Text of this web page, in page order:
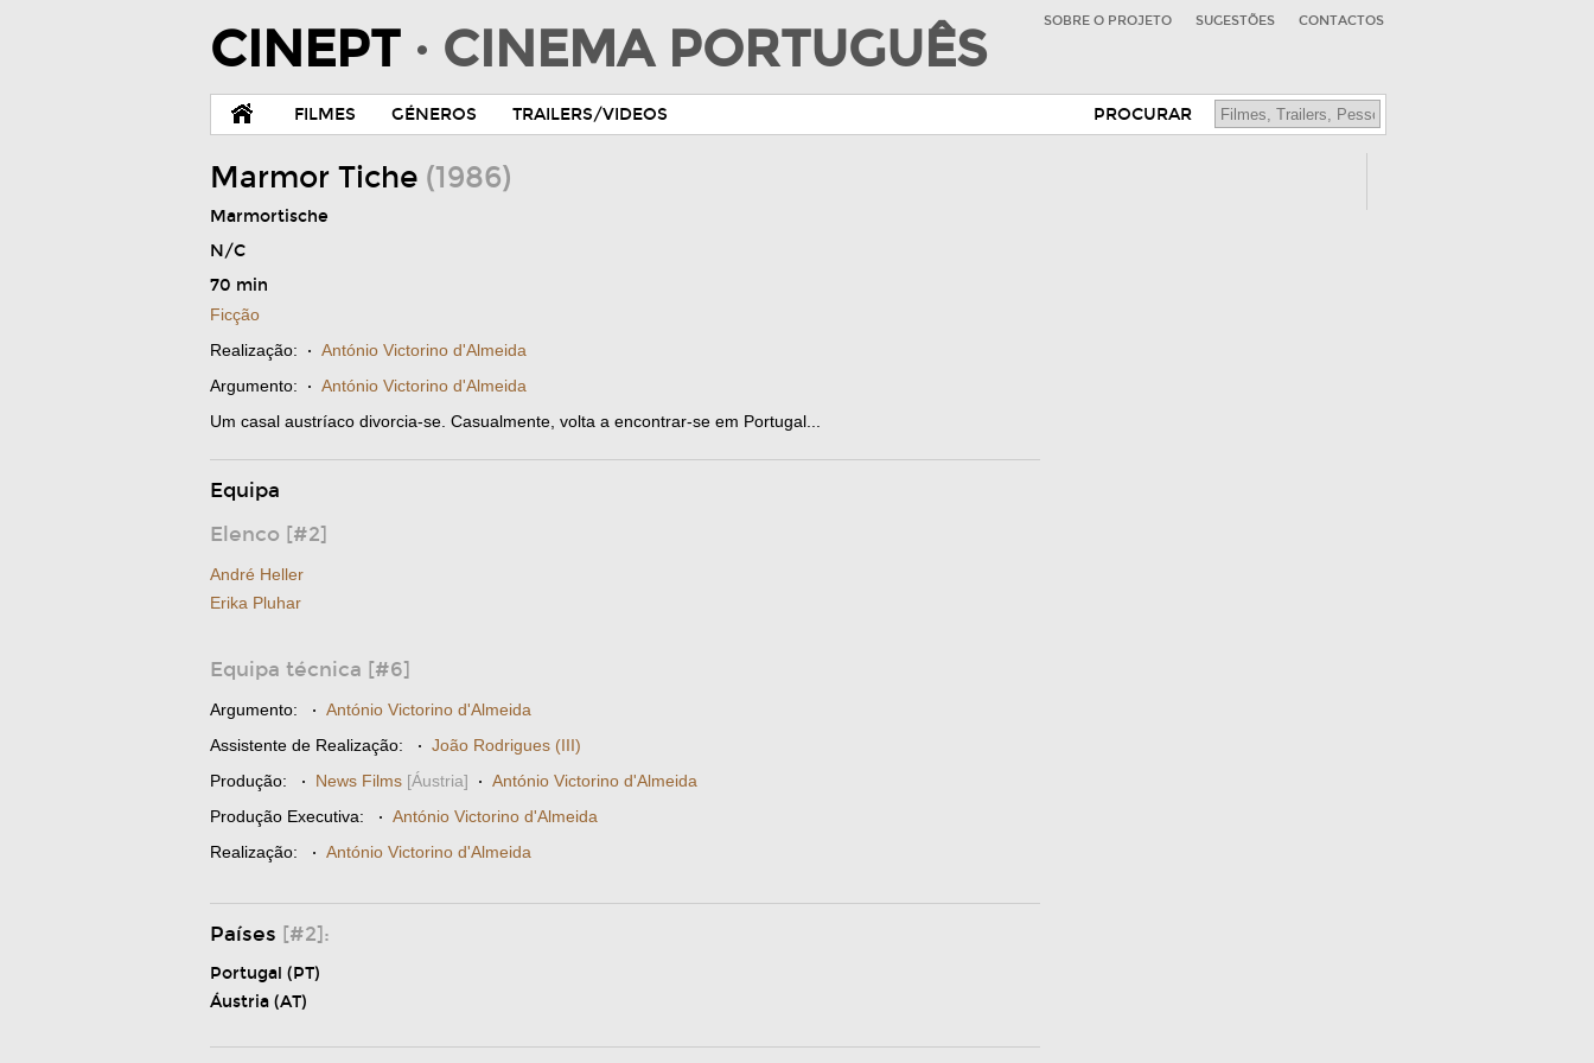
CINEPT · CINEMA PORTUGUÊS SOBRE O PROJETO SUGESTÕES CONTACTOS
FILMES GÉNEROS TRAILERS/VIDEOS PROCURAR
Marmor Tiche (1986)
Marmortische
N/C
70 min
Ficção
Realização: · António Victorino d'Almeida
Argumento: · António Victorino d'Almeida
Um casal austríaco divorcia-se. Casualmente, volta a encontrar-se em Portugal...
Equipa
Elenco [#2]
André Heller
Erika Pluhar
Equipa técnica [#6]
Argumento: · António Victorino d'Almeida
Assistente de Realização: · João Rodrigues (III)
Produção: · News Films [Áustria] · António Victorino d'Almeida
Produção Executiva: · António Victorino d'Almeida
Realização: · António Victorino d'Almeida
Países [#2]:
Portugal (PT)
Áustria (AT)